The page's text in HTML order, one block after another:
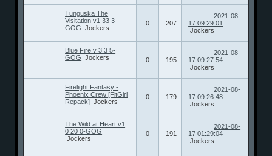
Tunguska The
Visitation v1 33 3-
GOG Jockers
0 207
2021-08-
17 09:29:01
Jockers
Blue Fire v 3 3 5-
GOG Jockers 0 195
2021-08-
17 09:27:54
Jockers
Firelight Fantasy -
Phoenix Crew [FitGirl
Repack] Jockers
0 179
2021-08-
17 09:26:48
Jockers
The Wild at Heart v1
0 20 0-GOG
Jockers
0 191
2021-08-
17 01:29:04
Jockers